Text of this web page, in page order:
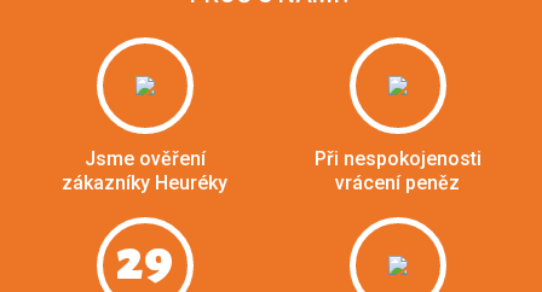
Jsme ověření
zákazníky Heuréky
Při nespokojenosti
vrácení peněz
29